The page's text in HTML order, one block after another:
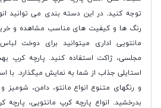
توجه کنید. در این دسته بندی می توانید
رنگ ها و کیفیت های مناسب مشاهده و خرید
مانتویی اداری میتوانید برای دوخت
مجلسی، ژاکت استفاده کنید. پارچه کرپ
استایلی جذاب از شما به نمایش میگذارد. با
و رنگهای متنوع انواع مانتو، دامن،
بدرخشید. انواع پارچه کرپ مانتویی، پارچه